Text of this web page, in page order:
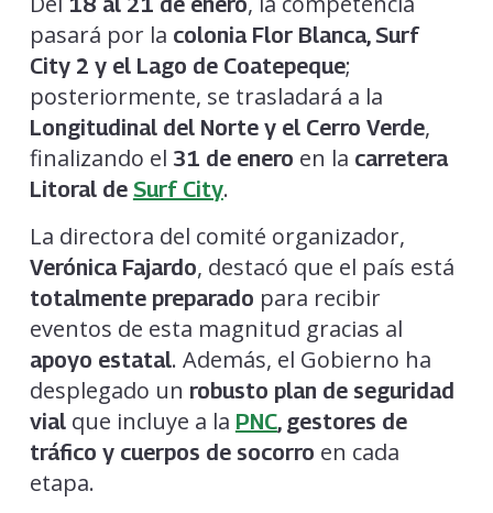
pasará por la colonia Flor Blanca, Surf
City 2 y el Lago de Coatepeque;
posteriormente, se trasladará a la
Longitudinal del Norte y el Cerro Verde,
finalizando el 31 de enero en la carretera
Litoral de Surf City.
La directora del comité organizador,
Verónica Fajardo, destacó que el país está
totalmente preparado para recibir
eventos de esta magnitud gracias al
apoyo estatal. Además, el Gobierno ha
desplegado un robusto plan de seguridad
vialque incluye a la PNC, gestores de
tráfico y cuerpos de socorro en cada
etapa.